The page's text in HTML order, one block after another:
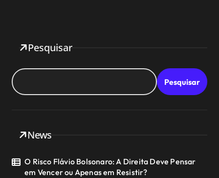
Pesquisar
Pesquisar
News
O Risco Flávio Bolsonaro: A Direita Deve Pensar
em Vencer ou Apenas em Resistir?